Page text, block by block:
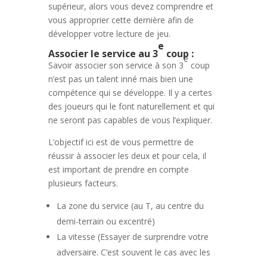
supérieur, alors vous devez comprendre et
vous approprier cette dernière afin de
développer votre lecture de jeu.
Associer le service au 3
e
coup :
Savoir associer son service à son 3
e
coup
n’est pas un talent inné mais bien une
compétence qui se développe. Il y a certes
des joueurs qui le font naturellement et qui
ne seront pas capables de vous l’expliquer.
L’objectif ici est de vous permettre de
réussir à associer les deux et pour cela, il
est important de prendre en compte
plusieurs facteurs.
La zone du service (au T, au centre du
demi-terrain ou excentré)
La vitesse (Essayer de surprendre votre
adversaire. C’est souvent le cas avec les